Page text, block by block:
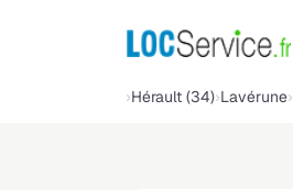
Hérault (34) Lavérune